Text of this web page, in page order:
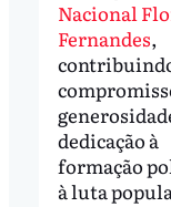
Nacional
Fernandes,
dedicação à
formação
à luta